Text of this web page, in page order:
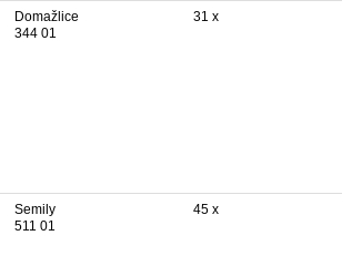
Domažlice
344 01
31 x
Semily
511 01
45 x